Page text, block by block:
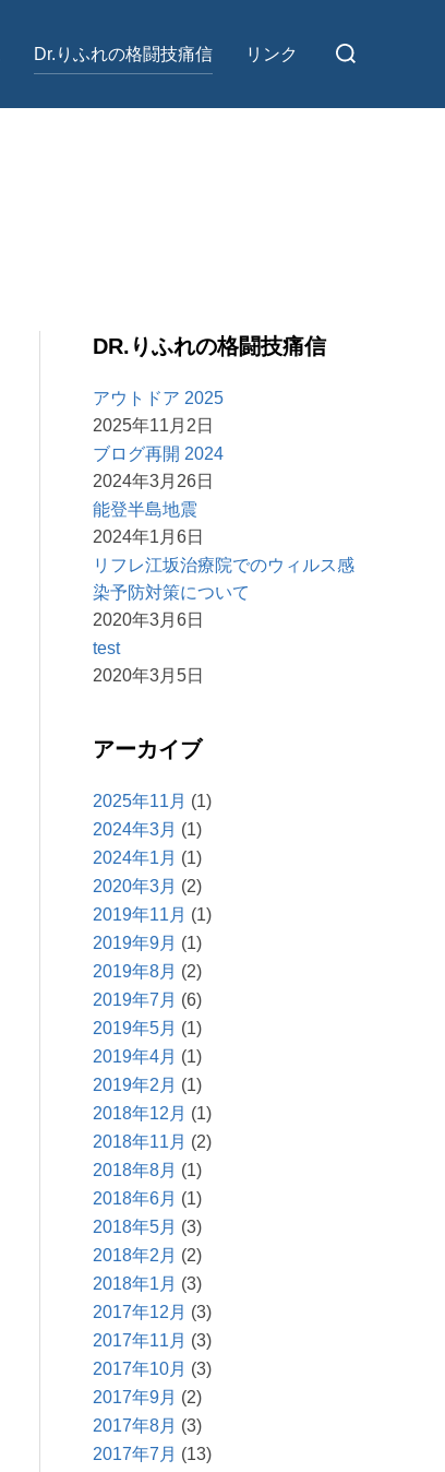
Dr.りふれの格闘技痛信 リンク
検
DR.りふれの格闘技痛信
アウトドア 2025
2025年11月2日
ブログ再開 2024
2024年3月26日
能登半島地震
2024年1月6日
リフレ江坂治療院でのウィルス感
染予防対策について
2020年3月6日
test
2020年3月5日
アーカイブ
2025年11月 (1)
2024年3月 (1)
2024年1月 (1)
2020年3月 (2)
2019年11月 (1)
2019年9月 (1)
2019年8月 (2)
2019年7月 (6)
2019年5月 (1)
2019年4月 (1)
2019年2月 (1)
2018年12月 (1)
2018年11月 (2)
2018年8月 (1)
2018年6月 (1)
2018年5月 (3)
2018年2月 (2)
2018年1月 (3)
2017年12月 (3)
2017年11月 (3)
2017年10月 (3)
2017年9月 (2)
2017年8月 (3)
2017年7月 (13)